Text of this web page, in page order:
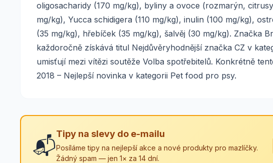
oligosacharidy (170 mg/kg), byliny a ovoce (rozmarýn,
mg/kg), Yucca schidigera (110 mg/kg), inulin (100 mg/kg),
(35 mg/kg), hřebíček (35 mg/kg), šalvěj (30 mg/kg). Značka
každoročně získává titul Nejdůvěryhodnější značka CZ v
umisťují mezi vítězi soutěže Volba spotřebitelů. Konkrétně
2018 – Nejlepší novinka v kategorii Pet food pro psy.
📬
Tipy na slevy do e-mailu
Posíláme tipy na nejlepší akce a nové produkty pro mazlíčky.
Žádný spam — jen 1× za 14 dní.